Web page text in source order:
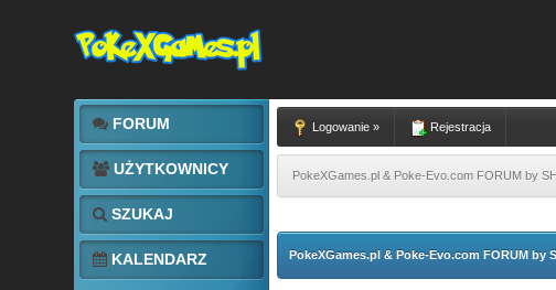
FORUM
UŻYTKOWNICY
SZUKAJ
KALENDARZ
Logowanie » Rejestracja
PokeXGames.pl & Poke-Evo.com FORUM by
PokeXGames.pl & Poke-Evo.com FORUM by